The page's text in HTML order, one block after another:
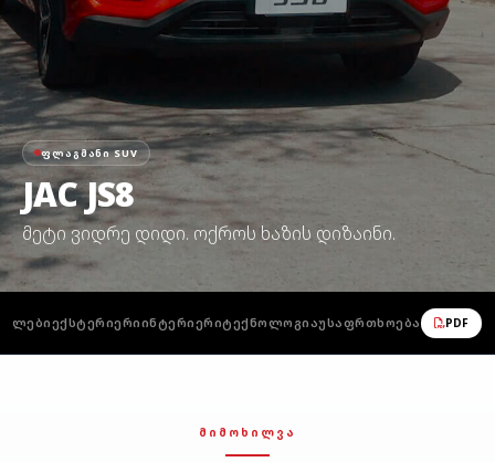
ᲤᲚᲐᲒᲛᲐᲜᲘ SUV
JAC JS8
მეტი ვიდრე დიდი. ოქროს ხაზის დიზაინი.
ᲔᲥᲡᲢᲔᲠᲘᲔᲠᲘᲘᲜᲢᲔᲠᲘᲔᲠᲘᲢᲔᲥᲜᲝᲚᲝᲒᲘᲐᲣᲡᲐᲤᲠᲗᲮᲝᲔᲑᲐ PDF
ᲛᲘᲛᲝᲮᲘᲚᲕᲐ